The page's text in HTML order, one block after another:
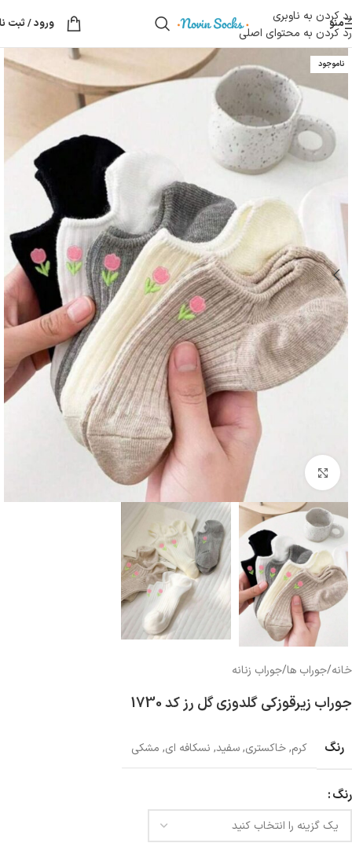
رد کردن به ناوبری
رد کردن به محتوای اصلی
منو ورود / ثبت
ناموجود
بزرگنمایی تصویر
خانه/جوراب ها/جوراب زنانه
جوراب زیرقوزکی گلدوزی گل رز کد 1730
رنگ کرم,خاکستری,سفید, نسکافه ای, مشکی
رنگ